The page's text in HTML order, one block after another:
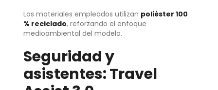
Los materiales empleados utilizan poliéster 100
% reciclado, reforzando el enfoque
medioambiental del modelo.
Seguridad y
asistentes: Travel